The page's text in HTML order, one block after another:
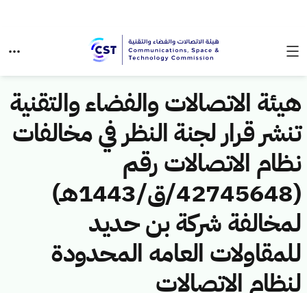
هيئة الاتصالات والفضاء والتقنية
تنشر قرار لجنة النظر في مخالفات
نظام الاتصالات رقم
(42745648/ق/1443هـ)
لمخالفة شركة بن حديد
للمقاولات العامه المحدودة
لنظام الاتصالات